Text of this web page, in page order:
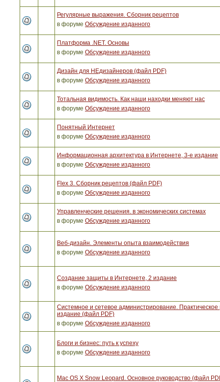
Регулярные выражения. Сборник рецептов
в форуме Обсуждение изданного
Платформа .NET. Основы
в форуме Обсуждение изданного
Дизайн для НЕдизайнеров (файл PDF)
в форуме Обсуждение изданного
Тотальная видимость. Как наши находки меняют нас
в форуме Обсуждение изданного
Понятный Интернет
в форуме Обсуждение изданного
Информационная архитектура в Интернете, 3-е издание
в форуме Обсуждение изданного
Flex 3. Сборник рецептов (файл PDF)
в форуме Обсуждение изданного
Управленческие решения. в экономических системах
в форуме Обсуждение изданного
Веб-дизайн. Элементы опыта взаимодействия
в форуме Обсуждение изданного
Создание защиты в Интернете, 2 издание
в форуме Обсуждение изданного
Системное и сетевое администрирование. Практическое
издание (файл PDF)
в форуме Обсуждение изданного
Блоги и бизнес: путь к успеху
в форуме Обсуждение изданного
Mac OS X Snow Leopard. Основное руководство (файл